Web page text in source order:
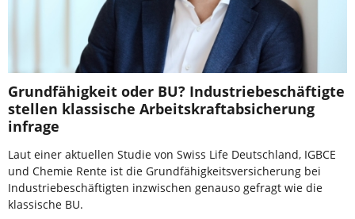
Grundfähigkeit oder BU? Industriebeschäftigte
stellen klassische Arbeitskraftabsicherung
infrage
Laut einer aktuellen Studie von Swiss Life Deutschland, IGBCE
und Chemie Rente ist die Grundfähigkeitsversicherung bei
Industriebeschäftigten inzwischen genauso gefragt wie die
klassische BU.